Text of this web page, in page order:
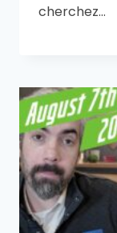
cherchez…